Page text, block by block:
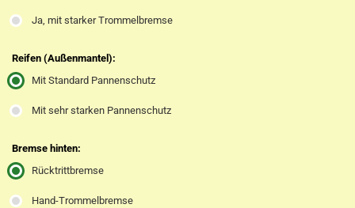
Ja, mit starker Trommelbremse
Reifen (Außenmantel):
Mit Standard Pannenschutz
Mit sehr starken Pannenschutz
Bremse hinten:
Rücktrittbremse
Hand-Trommelbremse